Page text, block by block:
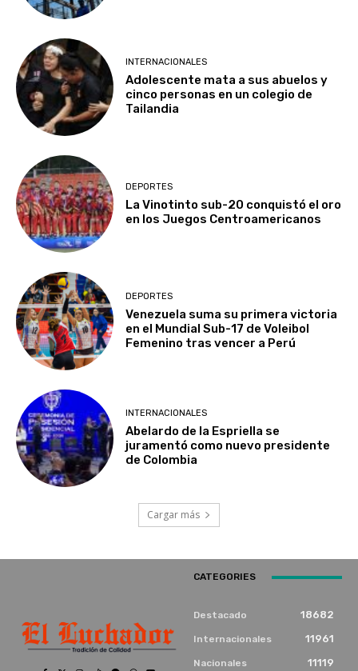
INTERNACIONALES
Adolescente mata a sus abuelos y
cinco personas en un colegio de
Tailandia
DEPORTES
La Vinotinto sub-20 conquistó el oro
en los Juegos Centroamericanos
DEPORTES
Venezuela suma su primera victoria
en el Mundial Sub-17 de Voleibol
Femenino tras vencer a Perú
INTERNACIONALES
Abelardo de la Espriella se
juramentó como nuevo presidente
de Colombia
Cargar más
CATEGORIES
Destacado 18682
Internacionales 11961
Nacionales 11119